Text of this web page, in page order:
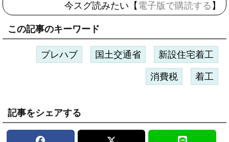
今スグ読みたい【 電子版で購読する 】
この記事のキーワード
プレハブ 国土交通省 新設住宅着工
消費税 着工
記事をシェアする